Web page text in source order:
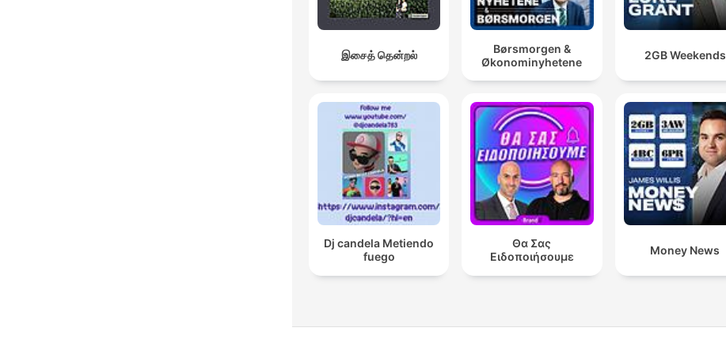
இசைத் தென்றல்
Børsmorgen &
Økonominyhetene
2GB Weekends
Dj candela Metiendo
fuego
Θα Σας
Ειδοποιήσουμε
Money News